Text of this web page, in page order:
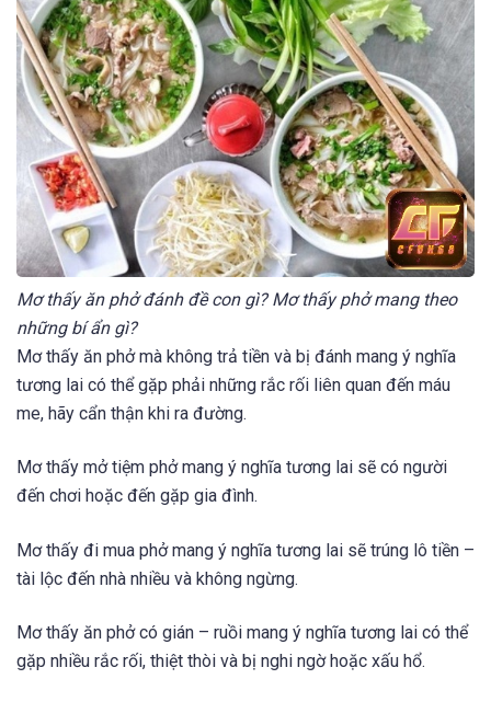
Mơ thấy ăn phở đánh đề con gì? Mơ thấy phở mang theo
những bí ẩn gì?
Mơ thấy ăn phở mà không trả tiền và bị đánh mang ý nghĩa
tương lai có thể gặp phải những rắc rối liên quan đến máu
me, hãy cẩn thận khi ra đường.
Mơ thấy mở tiệm phở mang ý nghĩa tương lai sẽ có người
đến chơi hoặc đến gặp gia đình.
Mơ thấy đi mua phở mang ý nghĩa tương lai sẽ trúng lô tiền –
tài lộc đến nhà nhiều và không ngừng.
Mơ thấy ăn phở có gián – ruồi mang ý nghĩa tương lai có thể
gặp nhiều rắc rối, thiệt thòi và bị nghi ngờ hoặc xấu hổ.